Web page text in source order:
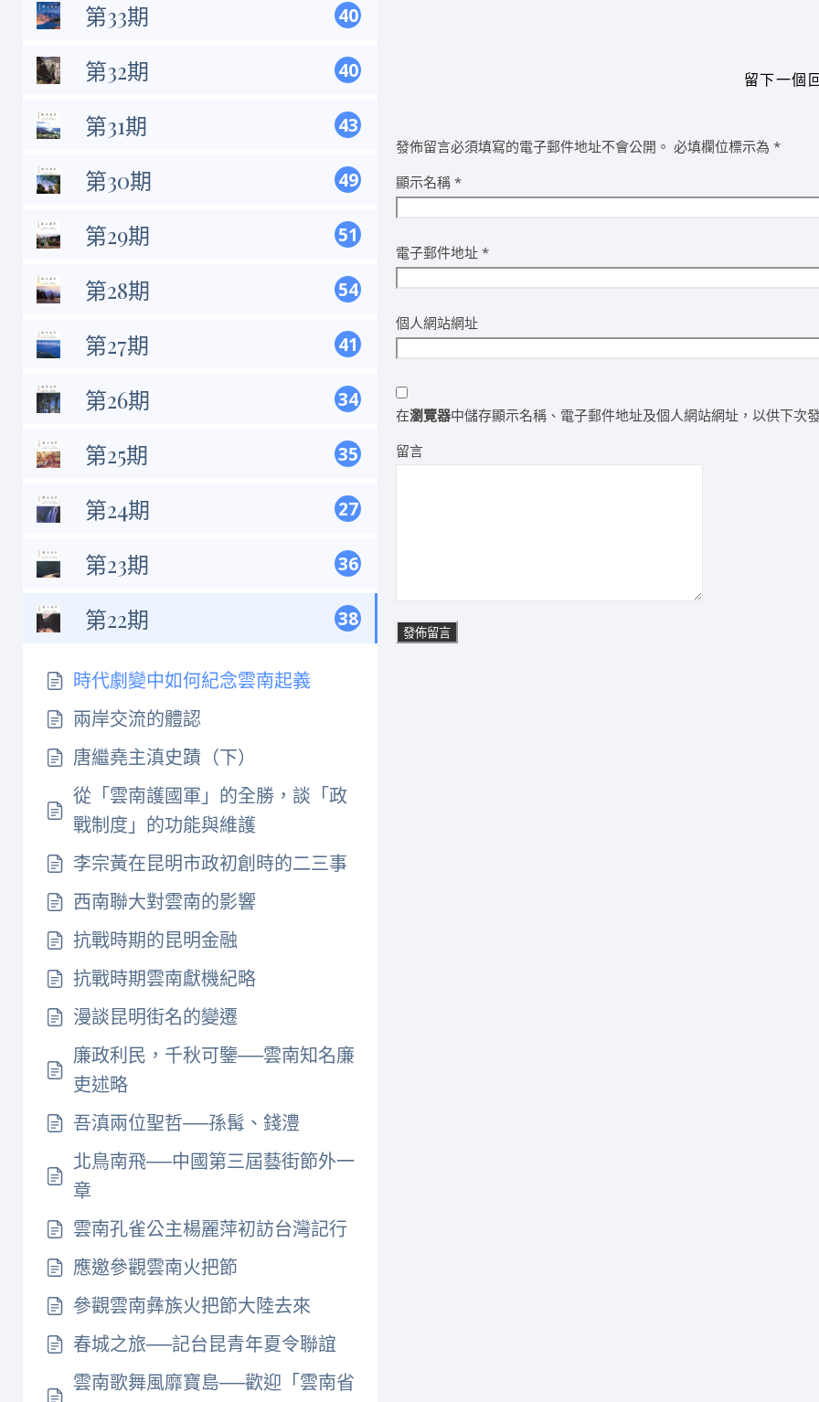
第33期 40
第32期 40
第31期 43
第30期 49
第29期 51
第28期 54
第27期 41
第26期 34
第25期 35
第24期 27
第23期 36
第22期 38
時代劇變中如何紀念雲南起義
兩岸交流的體認
唐繼堯主滇史蹟（下）
從「雲南護國軍」的全勝，談「政
戰制度」的功能與維護
李宗黃在昆明市政初創時的二三事
西南聯大對雲南的影響
抗戰時期的昆明金融
抗戰時期雲南獻機紀略
漫談昆明街名的變遷
廉政利民，千秋可鑒──雲南知名廉
吏述略
吾滇兩位聖哲──孫髯、錢澧
北鳥南飛──中國第三屆藝街節外一
章
雲南孔雀公主楊麗萍初訪台灣記行
應邀參觀雲南火把節
參觀雲南彝族火把節大陸去來
春城之旅──記台昆青年夏令聯誼
雲南歌舞風靡寶島──歡迎「雲南省
留下一個
發佈留言必須填寫的電子郵件地址不會公開。 必填欄位標示為*
顯示名稱*
電子郵件地址*
個人網站網址
在瀏覽器中儲存顯示名稱、電子郵件地址及個人網站網址，以供下次
留言